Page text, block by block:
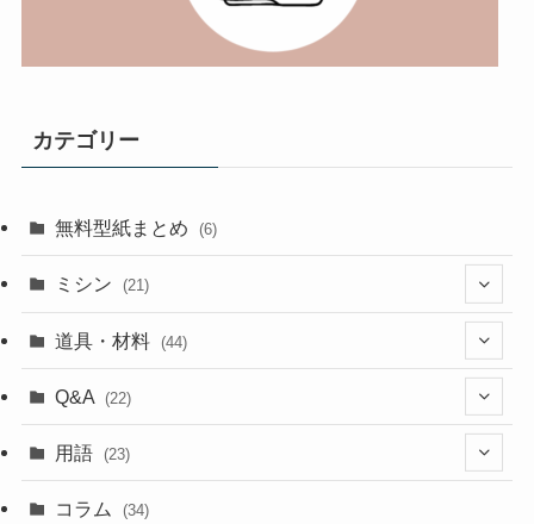
カテゴリー
無料型紙まとめ (6)
ミシン (21)
(11)
道具・材料 (44)
(18)
(4)
Q&A (22)
(5)
用語 (23)
(1)
コラム (34)